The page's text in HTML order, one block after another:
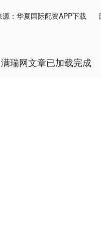
源：华夏国际配资APP下载
满瑞网文章已加载完成